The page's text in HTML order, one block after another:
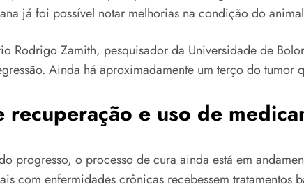
já foi possível notar melhorias na condição do
Rodrigo Zamith, pesquisador da Universidade de
Ainda há aproximadamente um terço do
recuperação e uso de
progresso, o processo de cura ainda está em
com enfermidades crônicas recebessem tratamentos